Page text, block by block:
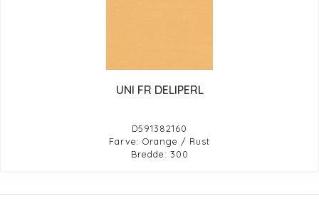
UNI FR DELIPERL
D591382160
Farve: Orange / Rust
Bredde: 300